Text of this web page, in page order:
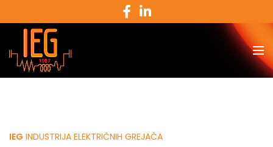
IEG INDUSTRIJA ELEKTRIČNIH GREJAČA